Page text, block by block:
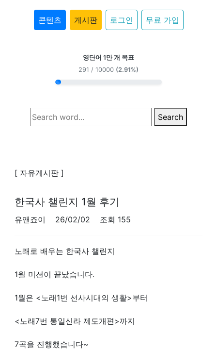
콘텐츠 게시판 로그인 무료 가입
영단어 1만 개 목표
291 / 10000 (2.91%)
Search
[ 자유게시판 ]
한국사 챌린지 1월 후기
유앤죠이 26/02/02 조회 155
노래로 배우는 한국사 챌린지
1월 미션이 끝났습니다.
1월은 <노래1번 선사시대의 생활>부터
<노래7번 통일신라 제도개편>까지
7곡을 진행했습니다~